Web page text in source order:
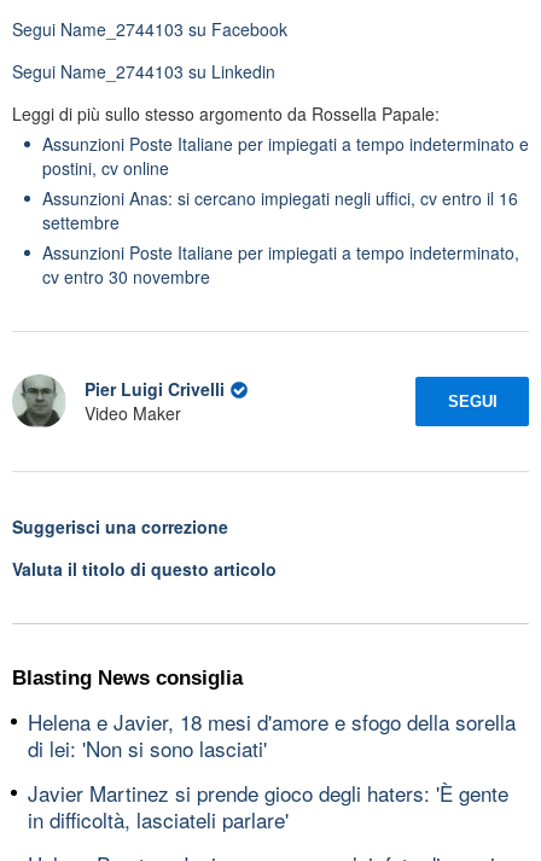
Segui Name_2744103 su Facebook
Segui Name_2744103 su Linkedin
Leggi di più sullo stesso argomento da Rossella Papale:
Assunzioni Poste Italiane per impiegati a tempo indeterminato e
postini, cv online
Assunzioni Anas: si cercano impiegati negli uffici, cv entro il 16
settembre
Assunzioni Poste Italiane per impiegati a tempo indeterminato,
cv entro 30 novembre
Pier Luigi Crivelli
Video Maker
SEGUI
Suggerisci una correzione
Valuta il titolo di questo articolo
Blasting News consiglia
Helena e Javier, 18 mesi d'amore e sfogo della sorella
di lei: 'Non si sono lasciati'
Javier Martinez si prende gioco degli haters: 'È gente
in difficoltà, lasciateli parlare'